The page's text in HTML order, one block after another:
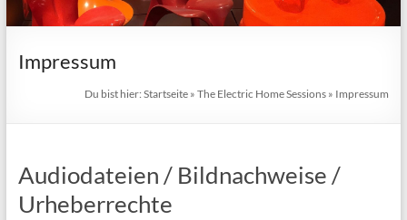
Impressum
Du bist hier:Startseite »The Electric Home Sessions » Impressum
Audiodateien / Bildnachweise /
Urheberrechte